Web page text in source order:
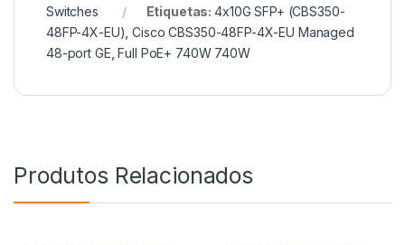
Switches
Etiquetas:4x10G SFP+ (CBS350-
48FP-4X-EU) ,Cisco CBS350-48FP-4X-EU Managed
48-port GE ,Full PoE+ 740W 740W
Produtos Relacionados